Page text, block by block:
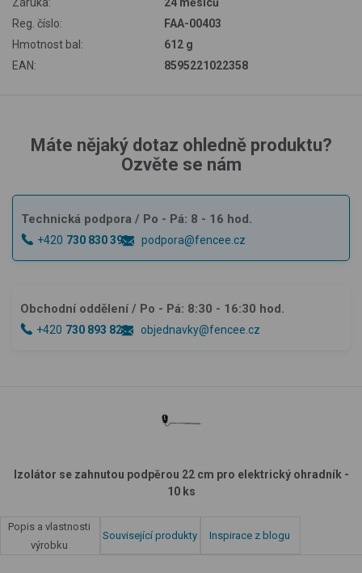
Reg. číslo:
FAA-00403
Hmotnost bal:
612 g
EAN:
8595221022358
Máte nějaký dotaz ohledně produktu?
Ozvěte se nám
Technická podpora / Po - Pá: 8 - 16 hod.
+420 730 830 393 podpora@fencee.cz
Obchodní oddělení / Po - Pá: 8:30 - 16:30 hod.
+420 730 893 828 objednavky@fencee.cz
Izolátor se zahnutou podpěrou 22 cm pro elektrický ohradník -
10 ks
Popis a vlastnosti
výrobku
Související produkty Inspirace z blogu